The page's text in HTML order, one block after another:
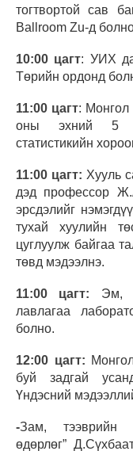
тогтвортой сав
Ballroom Zu-д
10:00 цагт: УИХ
Төрийн ордонд
11:00 цагт: Монгол
оны эхний 5
статистикийн
11:00 цагт: Хууль
дэд профессор
эрсдэлийг
тухай хуулийн
цуглуулж байгаа
төвд мэдээлнэ.
11:00 цагт: Эм,
лавлагаа
болно.
12:00 цагт:
буй задгай
Үндэсний
-Зам, тээврийн
өдөрлөг”